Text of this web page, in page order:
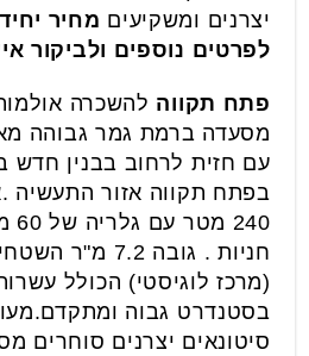
יצרנים ומשקיעים מחיר יחידה: 4.9
לפרטים נוספים ולביקור
פתח תקווה להשכרה
מסעדה ברמת גמר גבוהה
עם חזית לרחוב בבנין
בפתח תקווה אזור התעשיה
חניות . גובה
(מרכז לוגיסטי) הכולל
בסטנדרט גבוה
סיטונאים יצרנים סוחרים